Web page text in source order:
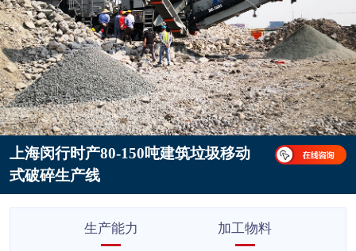
上海闵行时产80-150吨建筑垃圾移动
式破碎生产线
生产能力 加工物料